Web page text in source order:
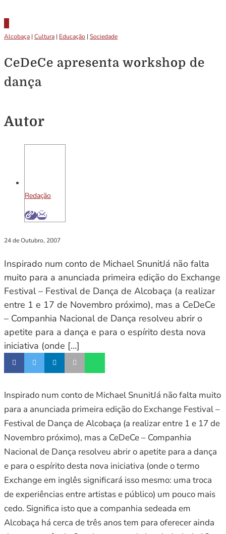
Alcobaça | Cultura | Educação | Sociedade
CeDeCe apresenta workshop de
dança
Autor
Redação
24 de Outubro, 2007
Inspirado num conto de Michael SnunitJá não falta
muito para a anunciada primeira edição do Exchange
Festival – Festival de Dança de Alcobaça (a realizar
entre 1 e 17 de Novembro próximo), mas a CeDeCe
– Companhia Nacional de Dança resolveu abrir o
apetite para a dança e para o espírito desta nova
iniciativa (onde […]
Inspirado num conto de Michael SnunitJá não falta muito
para a anunciada primeira edição do Exchange Festival –
Festival de Dança de Alcobaça (a realizar entre 1 e 17 de
Novembro próximo), mas a CeDeCe – Companhia
Nacional de Dança resolveu abrir o apetite para a dança
e para o espírito desta nova iniciativa (onde o termo
Exchange em inglês significará isso mesmo: uma troca
de experiências entre artistas e público) um pouco mais
cedo. Significa isto que a companhia sedeada em
Alcobaça há cerca de três anos tem para oferecer ainda